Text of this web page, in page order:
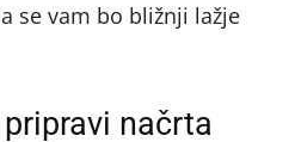
se vam bo bližnji lažje
načrta